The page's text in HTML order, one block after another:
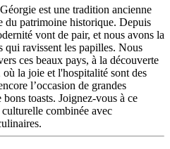
est une tradition ancienne
du patrimoine historique. Depuis
vont de pair, et nous avons la
qui ravissent les papilles. Nous
ces beaux pays, à la découverte
la joie et l'hospitalité sont des
l’occasion de grandes
toasts. Joignez-vous à ce
combinée avec